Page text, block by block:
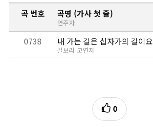
곡 번호 곡명 (가사 첫 줄)
연주자
0738 내 가는 길은 십자가의 길이요
갈보리 고연자
0